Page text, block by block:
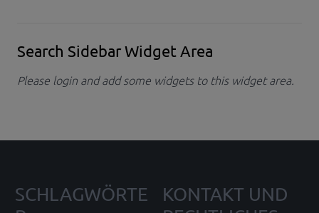
Search Sidebar Widget Area
Please login and add some widgets to this widget area.
SCHLAGWÖRTE
KONTAKT UND